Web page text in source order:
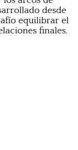
desde
equilibrar el
finales.